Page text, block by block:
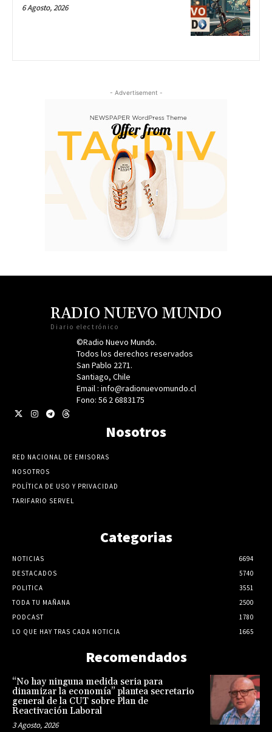
6 Agosto, 2026
- Advertisement -
RADIO NUEVO MUNDO
Diario electrónico
©Radio Nuevo Mundo.
Todos los derechos reservados
San Pablo 2271.
Santiago, Chile
Email : info@radionuevomundo.cl
Fono: 56 2 6883175
Nosotros
RED NACIONAL DE EMISORAS
NOSOTROS
POLÍTICA DE USO Y PRIVACIDAD
TARIFARIO SERVEL
Categorias
NOTICIAS
6694
DESTACADOS
5740
POLITICA
3551
TODA TU MAÑANA
2500
PODCAST
1780
LO QUE HAY TRAS CADA NOTICIA
1665
Recomendados
“No hay ninguna medida seria para
dinamizar la economía” plantea secretario
general de la CUT sobre Plan de
Reactivación Laboral
3 Agosto, 2026